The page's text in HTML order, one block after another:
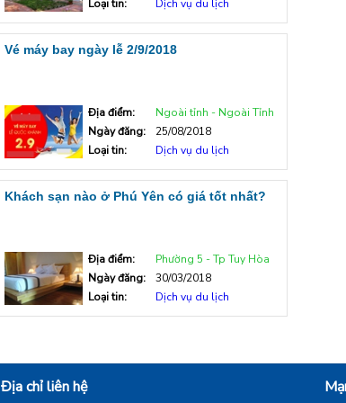
Loại tin:
Dịch vụ du lịch
Vé máy bay ngày lễ 2/9/2018
Địa điểm:
Ngoài tỉnh - Ngoài Tỉnh
Ngày đăng:
25/08/2018
Loại tin:
Dịch vụ du lịch
Khách sạn nào ở Phú Yên có giá tốt nhất?
Địa điểm:
Phường 5 - Tp Tuy Hòa
Ngày đăng:
30/03/2018
Loại tin:
Dịch vụ du lịch
Địa chỉ liên hệ